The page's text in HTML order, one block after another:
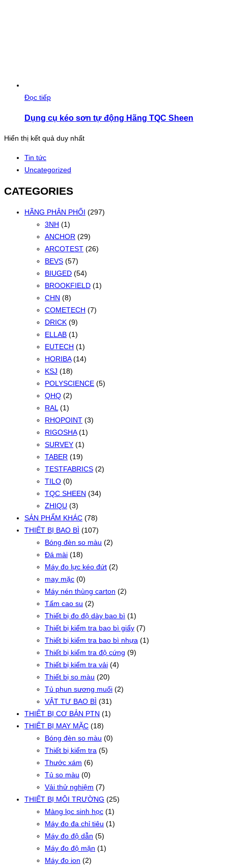
Đọc tiếp
Dụng cụ kéo sơn tự động Hãng TQC Sheen
Hiển thị kết quả duy nhất
Tin tức
Uncategorized
CATEGORIES
HÃNG PHÂN PHỐI (297)
3NH (1)
ANCHOR (29)
ARCOTEST (26)
BEVS (57)
BIUGED (54)
BROOKFIELD (1)
CHN (8)
COMETECH (7)
DRICK (9)
ELLAB (1)
EUTECH (1)
HORIBA (14)
KSJ (18)
POLYSCIENCE (5)
QHQ (2)
RAL (1)
RHOPOINT (3)
RIGOSHA (1)
SURVEY (1)
TABER (19)
TESTFABRICS (2)
TILO (0)
TQC SHEEN (34)
ZHIQU (3)
SẢN PHẨM KHÁC (78)
THIẾT BỊ BAO BÌ (107)
Bóng đèn so màu (2)
Đá mài (18)
Máy đo lực kéo đứt (2)
may mặc (0)
Máy nén thùng carton (2)
Tấm cao su (2)
Thiết bị đo độ dày bao bì (1)
Thiết bị kiểm tra bao bì giấy (7)
Thiết bị kiểm tra bao bì nhựa (1)
Thiết bị kiểm tra độ cứng (9)
Thiết bị kiểm tra vải (4)
Thiết bị so màu (20)
Tủ phun sương muối (2)
VẬT TƯ BAO BÌ (31)
THIẾT BỊ CƠ BẢN PTN (1)
THIẾT BỊ MAY MẶC (18)
Bóng đèn so màu (0)
Thiết bị kiểm tra (5)
Thước xám (6)
Tủ so màu (0)
Vải thử nghiệm (7)
THIẾT BỊ MÔI TRƯỜNG (25)
Màng lọc sinh học (1)
Máy đo đa chỉ tiêu (1)
Máy đo độ dẫn (5)
Máy đo độ mặn (1)
Máy đo ion (2)